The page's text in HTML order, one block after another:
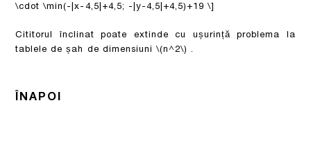
\cdot \min(-|x-4,5|+4,5; -|y-4,5|+4,5)+19 \]
Cititorul înclinat poate extinde cu ușurință problema la
tablele de șah de dimensiuni \(n^2\) .
ÎNAPOI